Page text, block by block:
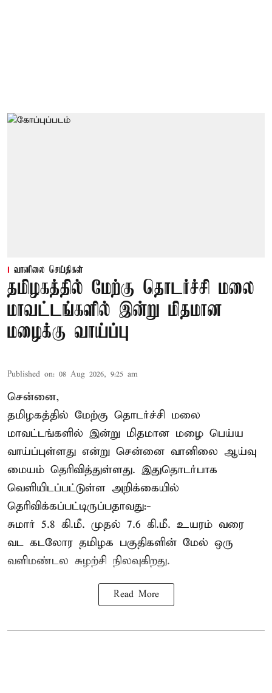
வானிலை செய்திகள்
தமிழகத்தில் மேற்கு தொடர்ச்சி மலை
மாவட்டங்களில் இன்று மிதமான
மழைக்கு வாய்ப்பு
Published on: 08 Aug 2026, 9:25 am
சென்னை,
தமிழகத்தில் மேற்கு தொடர்ச்சி மலை
மாவட்டங்களில் இன்று மிதமான மழை பெய்ய
வாய்ப்புள்ளது என்று சென்னை வானிலை ஆய்வு
மையம் தெரிவித்துள்ளது. இதுதொடர்பாக
வெளியிடப்பட்டுள்ள அறிக்கையில்
தெரிவிக்கப்பட்டிருப்பதாவது:-
சுமார் 5.8 கி.மீ. முதல் 7.6 கி.மீ. உயரம் வரை
வட கடலோர தமிழக பகுதிகளின் மேல் ஒரு
வளிமண்டல சுழற்சி நிலவுகிறது.
Read More